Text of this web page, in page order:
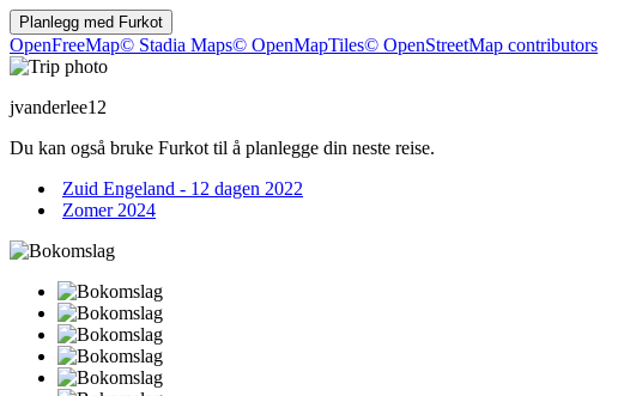
Planlegg med Furkot
OpenFreeMap© Stadia Maps© OpenMapTiles© OpenStreetMap contributors
jvanderlee12
Du kan også bruke Furkot til å planlegge din neste reise.
Zuid Engeland - 12 dagen 2022
Zomer 2024